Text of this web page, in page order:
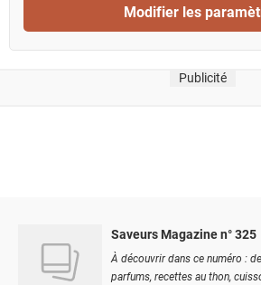
Modifier les
Publicité
Saveurs Magazine n° 325
À découvrir dans ce numéro :
parfums, recettes au thon,